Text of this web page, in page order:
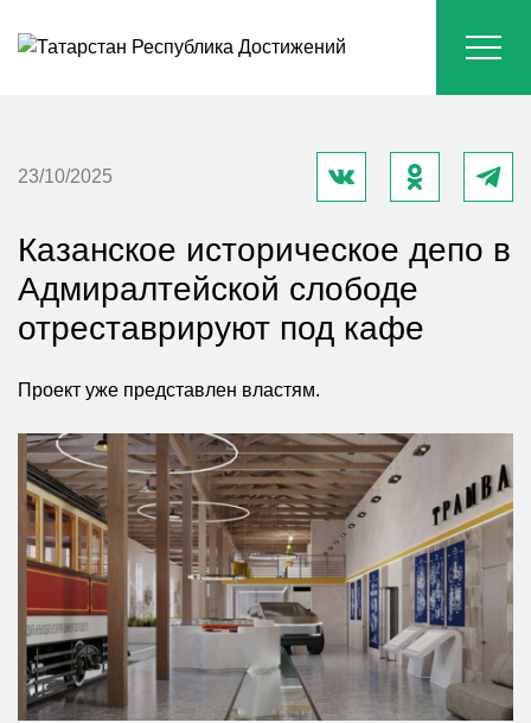
23/10/2025
Казанское историческое депо в
Адмиралтейской слободе
отреставрируют под кафе
Проект уже представлен властям.